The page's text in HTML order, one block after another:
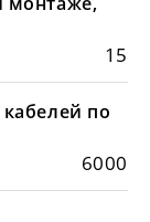
15
по
6000